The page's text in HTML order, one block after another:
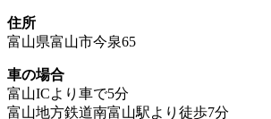
住所
富山県富山市今泉65
車の場合
富山ICより車で5分
富山地方鉄道南富山駅より徒歩7分